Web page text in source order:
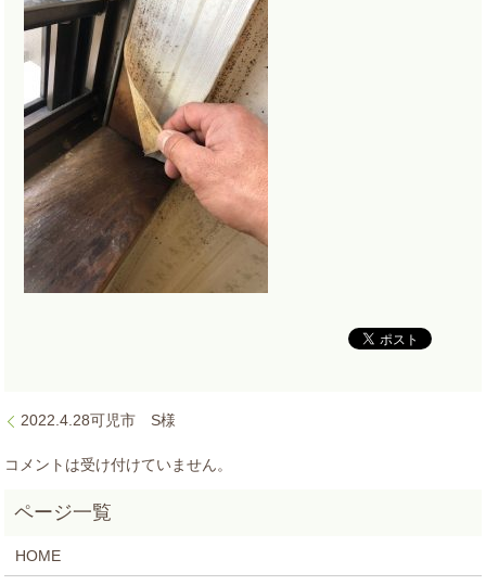
2022.4.28可児市 S様
コメントは受け付けていません。
HOME